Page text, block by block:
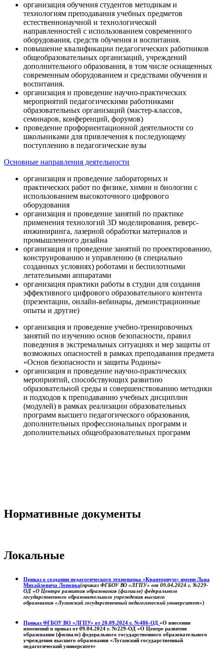
организация обучения студентов методикам и
технологиям преподавания учебных предметов
естественнонаучной и технологической
направленностей с использованием современного
оборудования, средств обучения и воспитания.
повышение квалификации педагогических работников
общеобразовательных организаций, учреждений
дополнительного образования, в том числе оснащенных
современным оборудованием и средствами обучения и
воспитания.
организация и проведение научно-практических
мероприятий педагогическими работниками
образовательных организаций (мастер-классов,
семинаров, конференций, форумов)
проведение профориентационной деятельности со
школьниками для привлечения к последующему
поступлению в педагогические вузы
Основные направления деятельности
организация и проведение лабораторных и
практических работ по физике, химии и биологии с
использованием высокоточного цифрового
оборудования
организация и проведение занятий по практике
применения технологий 3D моделирования, реверс-
инжиниринга, лазерной обработки материалов и
промышленного дизайна
организация и проведение занятий по проектированию,
конструированию и управлению (в специально
созданных условиях) роботами и беспилотными
летательными аппаратами
организация практики работы в студии для создания
эффективного цифрового образовательного контента
(презентации, онлайн-вебинары, демонстрационные
опыты и другие)
организация и проведение учебно-тренировочных
занятий по изучению основ безопасности, правил
поведения в экстремальных ситуациях и мер защиты от
возможных опасностей в рамках преподавания предмета
«Основ безопасности и защиты Родины»
организация и проведение научно-практических
мероприятий, способствующих развитию
образовательной среды и совершенствованию методики
и подходов к преподаванию учебных дисциплин
(модулей) в рамках реализации образовательных
программ высшего педагогического образования,
дополнительных профессиональных программ и
дополнительных общеобразовательных программ
Нормативные документы
Локальные
Приказ о создании педагогического технопарка «Кванториум» имени Льва
Михайловича Лоповка(приказ ФГБОУ ВО «ЛГПУ» от 09.04.2024 г. №229-
ОД «О Центре развития образования (филиале) федерального
государственного образовательного учреждения высшего
образования «Луганский государственный педагогический университет»)
Приказ ФГБОУ ВО «ЛГПУ» от 20.09.2024 г. №486-ОД «О внесении
изменений в приказ от 09.04.2024 г. №229-ОД «О Центре развития
образования (филиале) федерального государственного образовательного
учреждения высшего образования «Луганский государственный
педагогический университет»